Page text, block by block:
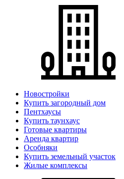
Новостройки
Купить загородный дом
Пентхаусы
Купить таунхаус
Готовые квартиры
Аренда квартир
Особняки
Купить земельный участок
Жилые комплексы